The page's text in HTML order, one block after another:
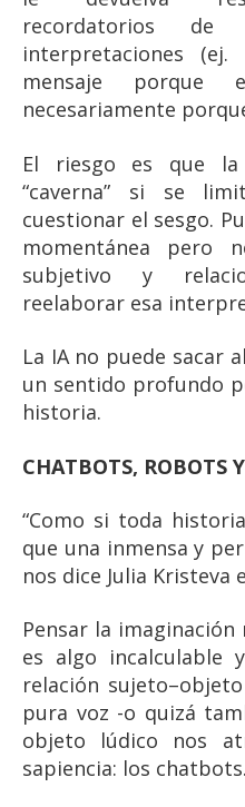
recordatorios
interpretaciones
mensaje porque
necesariamente
El riesgo es que
“caverna” si se
cuestionar el sesgo.
momentánea pero
subjetivo y
reelaborar esa
La IA no puede sacar
un sentido profundo
historia.
CHATBOTS, ROBOTS
“Como si toda
que una inmensa y
nos dice Julia Kristeva
Pensar la
es algo incalculable
relación
pura voz -o quizá
objeto lúdico nos
sapiencia: los chatbots.